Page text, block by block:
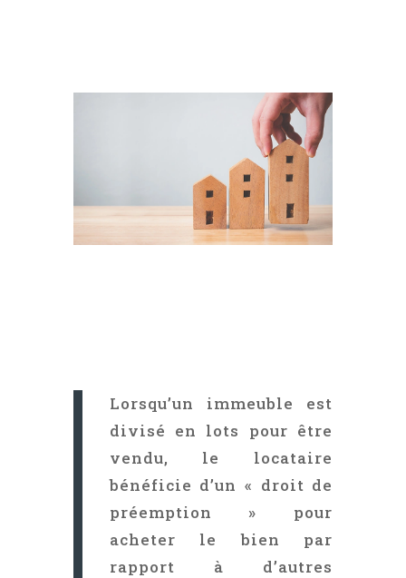
Lorsqu’un immeuble est
divisé en lots pour être
vendu, le locataire
bénéficie d’un « droit de
préemption » pour
acheter le bien par
rapport à d’autres